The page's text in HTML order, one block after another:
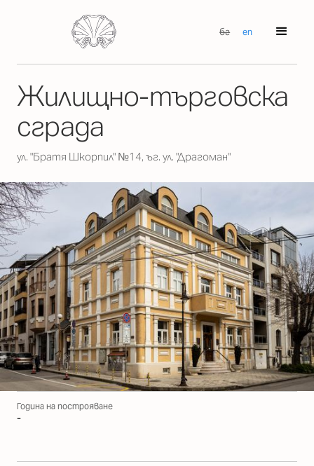
бг en
Жилищно-търговска
сграда
ул. "Братя Шкорпил" №14, ъг. ул. "Драгоман"
Година на построяване
-